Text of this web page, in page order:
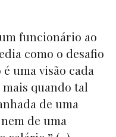
um funcionário ao
como o desafio
uma visão cada
quando tal
de uma
de uma